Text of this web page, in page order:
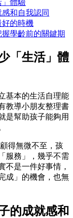
」體驗
和自我認同
好的時機
學齡前的關鍵期
「生活」體
基本的生活自理能
教導小朋友整理書
是幫助孩子能夠用
得無微不至，孩
服務」，幾乎不需
不是一件好事情，
成」的機會，也無
的成就感和